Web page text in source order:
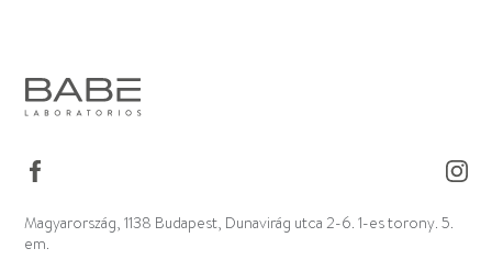
Magyarország, 1138 Budapest, Dunavirág utca 2-6. 1-es torony. 5.
em.